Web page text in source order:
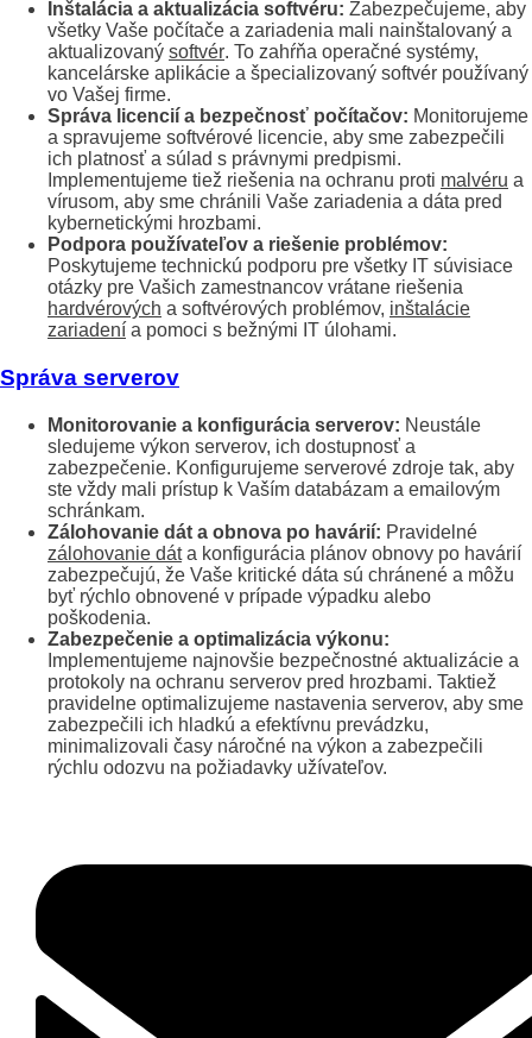
Inštalácia a aktualizácia softvéru: Zabezpečujeme, aby
všetky Vaše počítače a zariadenia mali nainštalovaný a
aktualizovaný softvér. To zahŕňa operačné systémy,
kancelárske aplikácie a špecializovaný softvér používaný
vo Vašej firme.
Správa licencií a bezpečnosť počítačov: Monitorujeme
a spravujeme softvérové licencie, aby sme zabezpečili
ich platnosť a súlad s právnymi predpismi.
Implementujeme tiež riešenia na ochranu proti malvéru a
vírusom, aby sme chránili Vaše zariadenia a dáta pred
kybernetickými hrozbami.
Podpora používateľov a riešenie problémov:
Poskytujeme technickú podporu pre všetky IT súvisiace
otázky pre Vašich zamestnancov vrátane riešenia
hardvérových a softvérových problémov, inštalácie
zariadení a pomoci s bežnými IT úlohami.
Správa serverov
Monitorovanie a konfigurácia serverov: Neustále
sledujeme výkon serverov, ich dostupnosť a
zabezpečenie. Konfigurujeme serverové zdroje tak, aby
ste vždy mali prístup k Vaším databázam a emailovým
schránkam.
Zálohovanie dát a obnova po havárií: Pravidelné
zálohovanie dáta konfigurácia plánov obnovy po havárií
zabezpečujú, že Vaše kritické dáta sú chránené a môžu
byť rýchlo obnovené v prípade výpadku alebo
poškodenia.
Zabezpečenie a optimalizácia výkonu:
Implementujeme najnovšie bezpečnostné aktualizácie a
protokoly na ochranu serverov pred hrozbami. Taktiež
pravidelne optimalizujeme nastavenia serverov, aby sme
zabezpečili ich hladkú a efektívnu prevádzku,
minimalizovali časy náročné na výkon a zabezpečili
rýchlu odozvu na požiadavky užívateľov.